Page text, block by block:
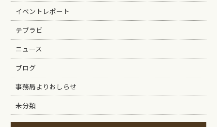
イベントレポート
テブラビ
ニュース
ブログ
事務局よりおしらせ
未分類